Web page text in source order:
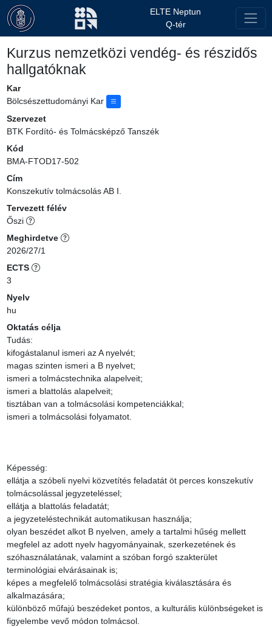
ELTE Neptun
Q-tér
Kurzus nemzetközi vendég- és részidős
hallgatóknak
Kar
Bölcsészettudományi Kar
Szervezet
BTK Fordító- és Tolmácsképző Tanszék
Kód
BMA-FTOD17-502
Cím
Konszekutív tolmácsolás AB I.
Tervezett félév
Őszi
Meghirdetve
2026/27/1
ECTS
3
Nyelv
hu
Oktatás célja
Tudás:
kifogástalanul ismeri az A nyelvét;
magas szinten ismeri a B nyelvet;
ismeri a tolmácstechnika alapelveit;
ismeri a blattolás alapelveit;
tisztában van a tolmácsolási kompetenciákkal;
ismeri a tolmácsolási folyamatot.
Képesség:
ellátja a szóbeli nyelvi közvetítés feladatát öt perces konszekutív
tolmácsolással jegyzeteléssel;
ellátja a blattolás feladatát;
a jegyzeteléstechnikát automatikusan használja;
olyan beszédet alkot B nyelven, amely a tartalmi hűség mellett
megfelel az adott nyelv hagyományainak, szerkezetének és
szóhasználatának, valamint a szóban forgó szakterület
terminológiai elvárásainak is;
képes a megfelelő tolmácsolási stratégia kiválasztására és
alkalmazására;
különböző műfajú beszédeket pontos, a kulturális különbségeket is
figyelembe vevő módon tolmácsol.